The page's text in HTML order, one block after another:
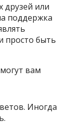
друзей или
поддержка
просто быть
вам
Иногда